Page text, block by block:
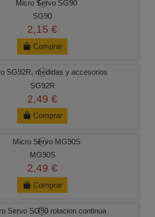
SG90
2,15 €
Comprar
SG92R
2,49 €
Comprar
MG90S
2,49 €
Comprar